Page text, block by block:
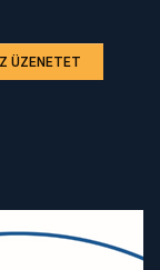
ÜZENETET